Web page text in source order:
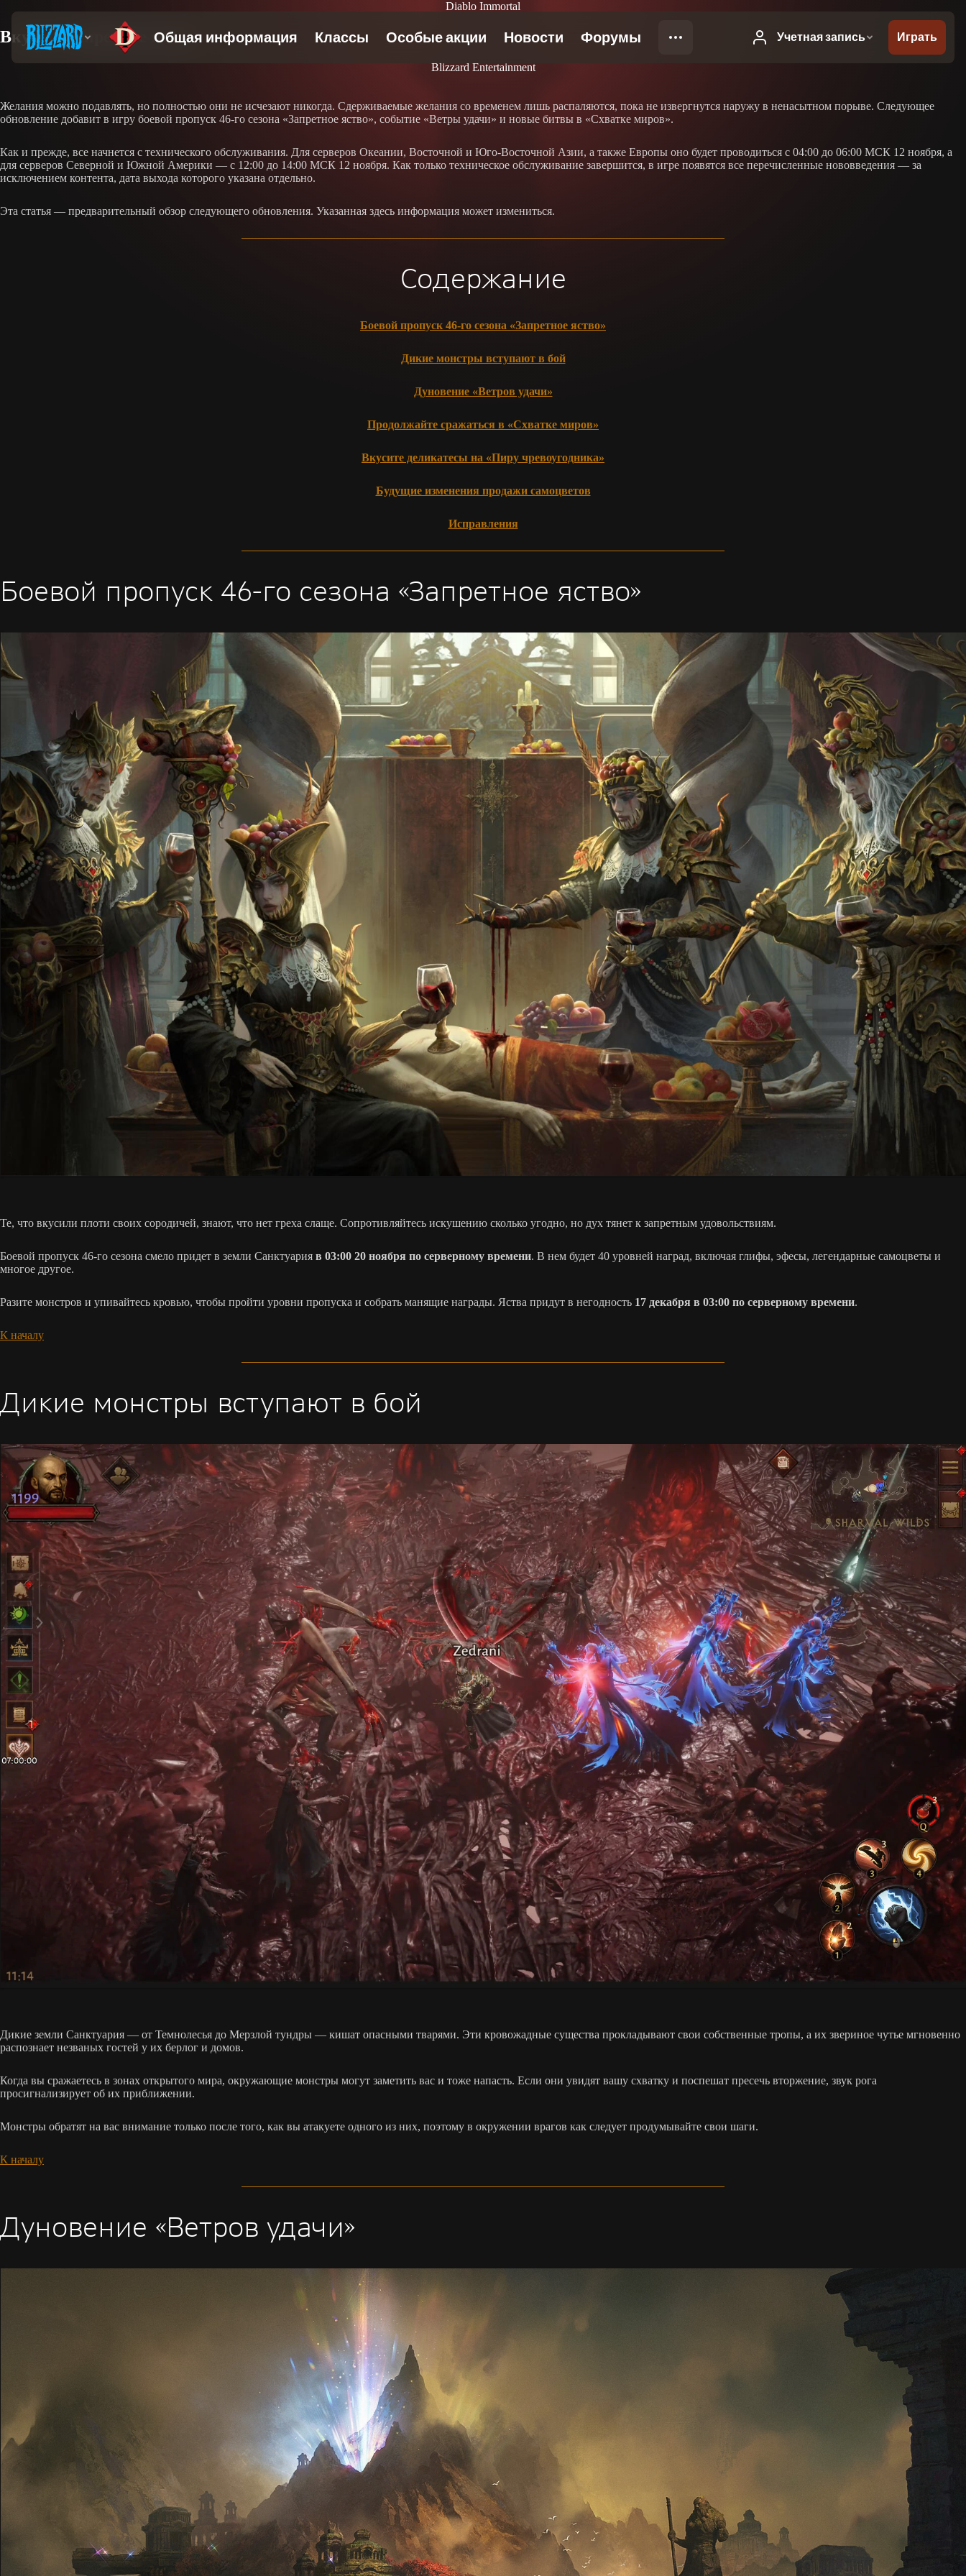
Diablo Immortal
Вкусите запретное яство
Blizzard Entertainment
Желания можно подавлять, но полностью они не исчезают никогда. Сдерживаемые желания со временем лишь распаляются, пока не извергнутся наружу в ненасытном порыве. Следующее
обновление добавит в игру боевой пропуск 46-го сезона «Запретное яство», событие «Ветры удачи» и новые битвы в «Схватке миров».
Как и прежде, все начнется с технического обслуживания. Для серверов Океании, Восточной и Юго-Восточной Азии, а также Европы оно будет проводиться с 04:00 до 06:00 МСК 12 ноября, а
для серверов Северной и Южной Америки — с 12:00 до 14:00 МСК 12 ноября. Как только техническое обслуживание завершится, в игре появятся все перечисленные нововведения — за
исключением контента, дата выхода которого указана отдельно.
Эта статья — предварительный обзор следующего обновления. Указанная здесь информация может измениться.
Содержание
Боевой пропуск 46-го сезона «Запретное яство»
Дикие монстры вступают в бой
Дуновение «Ветров удачи»
Продолжайте сражаться в «Схватке миров»
Вкусите деликатесы на «Пиру чревоугодника»
Будущие изменения продажи самоцветов
Исправления
Боевой пропуск 46-го сезона «Запретное яство»
Те, что вкусили плоти своих сородичей, знают, что нет греха слаще. Сопротивляйтесь искушению сколько угодно, но дух тянет к запретным удовольствиям.
Боевой пропуск 46-го сезона смело придет в земли Санктуария в 03:00 20 ноября по серверному времени. В нем будет 40 уровней наград, включая глифы, эфесы, легендарные самоцветы и
многое другое.
Разите монстров и упивайтесь кровью, чтобы пройти уровни пропуска и собрать манящие награды. Яства придут в негодность 17 декабря в 03:00 по серверному времени.
К началу
Дикие монстры вступают в бой
Дикие земли Санктуария — от Темнолесья до Мерзлой тундры — кишат опасными тварями. Эти кровожадные существа прокладывают свои собственные тропы, а их звериное чутье мгновенно
распознает незваных гостей у их берлог и домов.
Когда вы сражаетесь в зонах открытого мира, окружающие монстры могут заметить вас и тоже напасть. Если они увидят вашу схватку и поспешат пресечь вторжение, звук рога
просигнализирует об их приближении.
Монстры обратят на вас внимание только после того, как вы атакуете одного из них, поэтому в окружении врагов как следует продумывайте свои шаги.
К началу
Дуновение «Ветров удачи»